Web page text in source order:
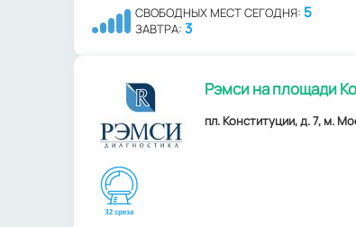
СВОБОДНЫХ МЕСТ СЕГОДНЯ: 5
ЗАВТРА: 3
Рэмси на площади
пл. Конституции, д. 7, м.